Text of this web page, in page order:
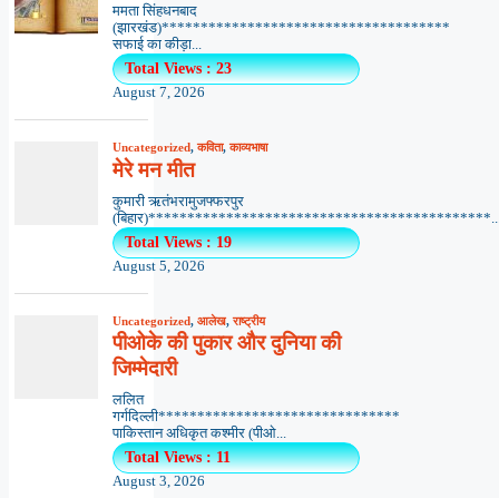
ममता सिंहधनबाद
(झारखंड)*************************************
सफाई का कीड़ा...
Total Views : 23
August 7, 2026
Uncategorized,कविता,काव्यभाषा
मेरे मन मीत
कुमारी ऋतंभरामुजफ्फरपुर
Total Views : 19
August 5, 2026
Uncategorized, आलेख,राष्ट्रीय
पीओके की पुकार और दुनिया की
जिम्मेदारी
ललित
गर्गदिल्ली*******************************
पाकिस्तान अधिकृत कश्मीर (पीओ...
Total Views : 11
August 3, 2026